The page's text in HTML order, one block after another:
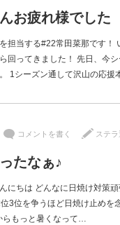
お疲れ様でした
担当する#22常田菜那です！
回ってきました！ 先日、今
1シーズン通して沢山の応
コメントを書く ステ
たなぁ♪
にちは どんなに日焼け対策
3位を争うほど日焼け止めを
らもっと暑くなって…